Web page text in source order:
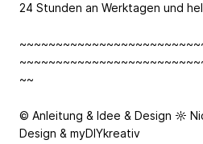
24 Stunden an Werktagen und
~~
© Anleitung & Idee & Design ☼
Design & myDIYkreativ